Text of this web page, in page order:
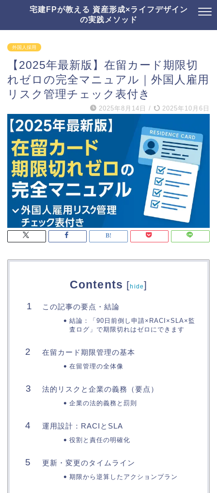
宅建FPが教える 資産形成×ライフデザイン
の実践メソッド
外国人採用
【2025年最新版】在留カード期限切
れゼロの完全マニュアル｜外国人雇用
リスク管理チェック表付き
2025年8月14日 / 2025年10月6日
Contents [hide]
この記事の要点・結論
結論：「90日前倒し申請×RACI×SLA×監
査ログ」で期限切れはゼロにできます
在留カード期限管理の基本
在留管理の全体像
法的リスクと企業の義務（要点）
企業の法的義務と罰則
運用設計：RACIとSLA
役割と責任の明確化
更新・変更のタイムライン
期限から逆算したアクションプラン